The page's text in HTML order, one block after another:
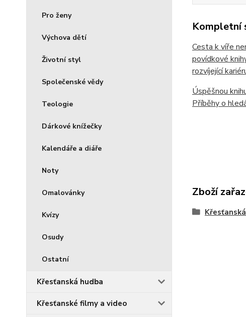
Pro ženy
Výchova dětí
Životní styl
Společenské vědy
Teologie
Dárkové knížečky
Kalendáře a diáře
Noty
Omalovánky
Kvízy
Osudy
Ostatní
Křesťanská hudba
Křesťanské filmy a video
Kompletní
Cesta k víře
povídkové
rozvíjející
Úspěšnou
Příběhy o
Zboží